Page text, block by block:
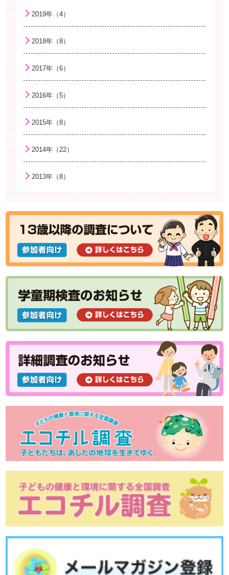
夏に流行する感染症
虫刺され
B型肝炎ワクチンについて知ろう
夏バテ
食中毒に気をつけよう
今から始める！「子どもの喫煙予防と病気の予防」
ネット検索と“子育てに役立つ情報”との付き合い方
安心して入手できる子育てお役立ち情報のご案内
アトピー性皮膚炎と乾燥：保湿が大切なわけ
親子の絆はいつからはじまる？－愛着の発達ー
思春期早発症の治療
今のこどもは早熟なのか
健康診査に行こう！＜幼児健診：満1歳～3歳＞
健康診査に行こう！＜乳児健診：１歳未満＞
虫歯予防を始めよう！
妊娠を考えたら、葉酸を摂ろう！
母乳による子育てのお話 その２
母乳による子育てのお話 その１
おねしょから夜尿症へ
お母さんとお子さんの栄養 ～塩分摂取について～
お母さんの体格と子どもの健康
妊婦健診と母子健康手帳
管理栄養士からのメッセージ：日本文化の継承 ~お茶~
子どもの肥満
2019年（4）
2018年（8）
2017年（6）
2016年（5）
2015年（8）
2014年（22）
2013年（8）